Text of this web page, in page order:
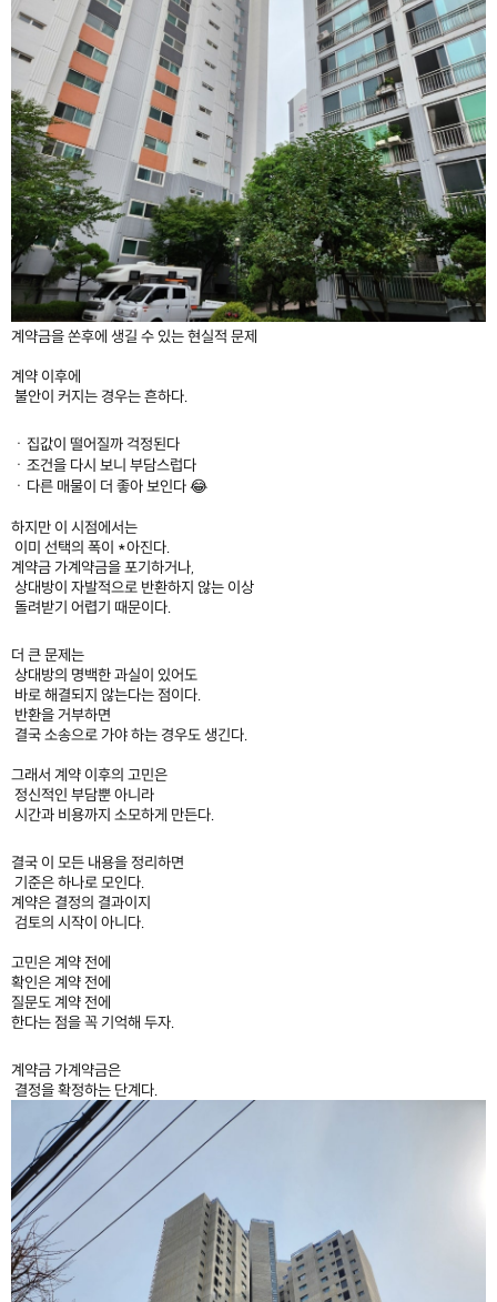
계약금을 쏜후에 생길 수 있는 현실적 문제
계약 이후에
불안이 커지는 경우는 흔하다.
ㆍ집값이 떨어질까 걱정된다
ㆍ조건을 다시 보니 부담스럽다
ㆍ다른 매물이 더 좋아 보인다 😂
하지만 이 시점에서는
이미 선택의 폭이 *아진다.
계약금 가계약금을 포기하거나,
상대방이 자발적으로 반환하지 않는 이상
돌려받기 어렵기 때문이다.
더 큰 문제는
상대방의 명백한 과실이 있어도
바로 해결되지 않는다는 점이다.
반환을 거부하면
결국 소송으로 가야 하는 경우도 생긴다.
그래서 계약 이후의 고민은
정신적인 부담뿐 아니라
시간과 비용까지 소모하게 만든다.
결국 이 모든 내용을 정리하면
기준은 하나로 모인다.
계약은 결정의 결과이지
검토의 시작이 아니다.
고민은 계약 전에
확인은 계약 전에
질문도 계약 전에
한다는 점을 꼭 기억해 두자.
계약금 가계약금은
결정을 확정하는 단계다.​